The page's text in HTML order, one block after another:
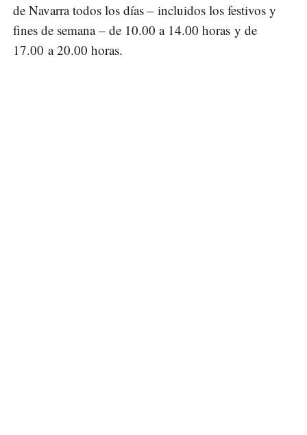
de Navarra todos los días – incluidos los festivos y
fines de semana – de 10.00 a 14.00 horas y de
17.00 a 20.00 horas.